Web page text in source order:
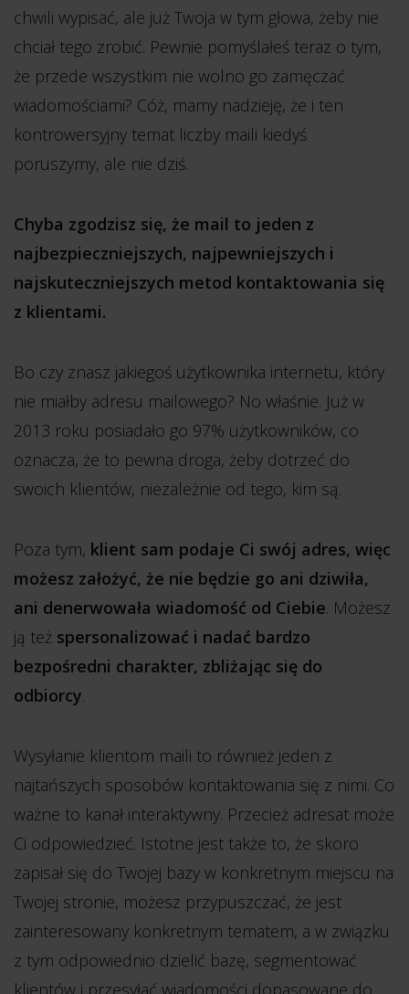
chwili wypisać, ale już Twoja w tym głowa, żeby nie
chciał tego zrobić. Pewnie pomyślałeś teraz o tym,
że przede wszystkim nie wolno go zamęczać
wiadomościami? Cóż, mamy nadzieję, że i ten
kontrowersyjny temat liczby maili kiedyś
poruszymy, ale nie dziś.
Chyba zgodzisz się, że mail to jeden z
najbezpieczniejszych, najpewniejszych i
najskuteczniejszych metod kontaktowania się
z klientami.
Bo czy znasz jakiegoś użytkownika internetu, który
nie miałby adresu mailowego? No właśnie. Już w
2013 roku posiadało go 97% użytkowników, co
oznacza, że to pewna droga, żeby dotrzeć do
swoich klientów, niezależnie od tego, kim są.
Poza tym, klient sam podaje Ci swój adres, więc
możesz założyć, że nie będzie go ani dziwiła,
ani denerwowała wiadomość od Ciebie. Możesz
ją też spersonalizować i nadać bardzo
bezpośredni charakter, zbliżając się do
odbiorcy.
Wysyłanie klientom maili to również jeden z
najtańszych sposobów kontaktowania się z nimi. Co
ważne to kanał interaktywny. Przecież adresat może
Ci odpowiedzieć. Istotne jest także to, że skoro
zapisał się do Twojej bazy w konkretnym miejscu na
Twojej stronie, możesz przypuszczać, że jest
zainteresowany konkretnym tematem, a w związku
z tym odpowiednio dzielić bazę, segmentować
klientów i przesyłać wiadomości dopasowane do